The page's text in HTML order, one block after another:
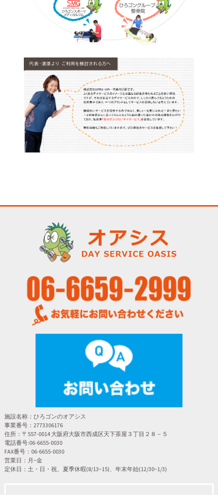
施設名称：ひろゴンのオアシス
事業番号：2773306176
住所：〒557-0014 大阪府大阪市西成区天下茶屋３丁目２８－５
電話番号:06-6655-0030
FAX番号：06-6655-0030
営業日：月~金
定休日：土・日・祝、夏季休暇(8/13~15)、年末年始(12/30~1/3)